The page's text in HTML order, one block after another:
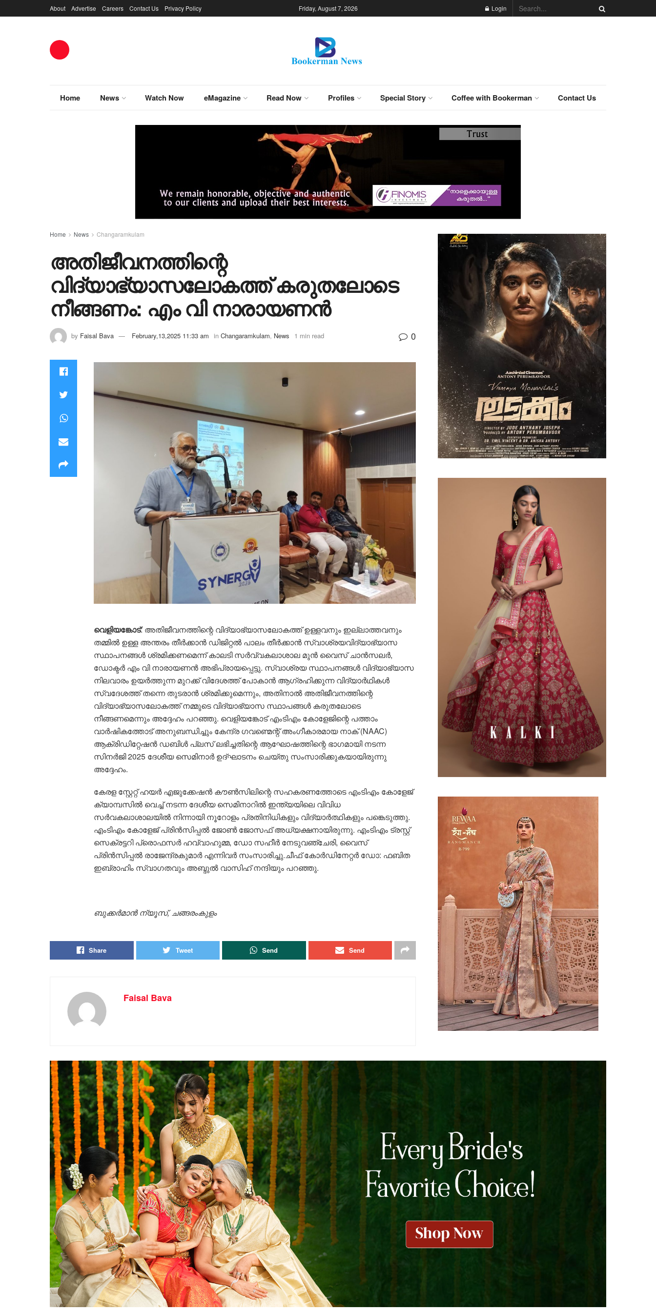
About Advertise Careers Contact Us Privacy Policy Friday, August 7, 2026 Login
Home News Watch Now eMagazine Read Now Profiles Special Story Coffee with Bookerman Contact Us
Home News Changaramkulam
അതിജീവനത്തിന്റെ
വിദ്യാഭ്യാസലോകത്ത് കരുതലോടെ
നീങ്ങണം: എം വി നാരായണൻ
by Faisal Bava February,13,2025 11:33 am in Changaramkulam, News 1 min read 0
വെളിയങ്കോട്: അതിജീവനത്തിന്റെ വിദ്യാഭ്യാസലോകത്ത് ഉള്ളവനും ഇല്ലാത്തവനും
തമ്മില്‍ ഉള്ള അന്തരം തീർക്കാൻ ഡിജിറ്റല്‍ പാലം തീർക്കാൻ സ്വാശ്രയവിദ്യാഭ്യാസ
സ്ഥാപനങ്ങള്‍ ശ്രമിക്കണമെന്ന് കാലടി സര്‍വ്വകലാശാല മുന്‍ വൈസ് ചാന്‍സലര്‍,
ഡോക്ടർ എം വി നാരായണൻ അഭിപ്രായപ്പെട്ടു. സ്വാശ്രയ സ്ഥാപനങ്ങള്‍ വിദ്യാഭ്യാസ
നിലവാരം ഉയർത്തുന്ന മുറക്ക് വിദേശത്ത് പോകാന്‍ ആഗ്രഹിക്കുന്ന വിദ്യാര്‍ഥികള്‍
സ്വദേശത്ത് തന്നെ തുടരാൻ ശ്രമിക്കുമെന്നും, അതിനാൽ അതിജീവനത്തിന്റെ
വിദ്യാഭ്യാസലോകത്ത് നമ്മുടെ വിദ്യാഭ്യാസ സ്ഥാപങ്ങൾ കരുതലോടെ
നീങ്ങണമെന്നും അദ്ദേഹം പറഞ്ഞു. വെളിയങ്കോട് എംടിഎം കോളേജിന്റെ പത്താം
വാർഷികത്തോട് അനുബന്ധിച്ചും കേന്ദ്ര ഗവണ്മെന്റ് അംഗീകാരമായ നാക് (NAAC)
ആക്രിഡിറ്റേഷൻ ഡബിൾ പ്ലസ് ലഭിച്ചതിന്റെ ആഘോഷത്തിന്റെ ഭാഗമായി നടന്ന
സിനർജി 2025 ദേശീയ സെമിനാർ ഉദ്ഘാടനം ചെയ്തു സംസാരിക്കുകയായിരുന്നു
അദ്ദേഹം.
കേരള സ്റ്റേറ്റ് ഹയർ എജുക്കേഷൻ കൗൺസിലിന്റെ സഹകരണത്തോടെ എംടിഎം കോളേജ്
ക്യാമ്പസിൽ വെച്ച് നടന്ന ദേശീയ സെമിനാറിൽ ഇന്ത്യയിലെ വിവിധ
സർവകലാശാലയിൽ നിന്നായി നൂറോളം പ്രതിനിധികളും വിദ്യാർത്ഥികളും പങ്കെടുത്തു.
എംടിഎം കോളേജ് പ്രിൻസിപ്പൽ ജോൺ ജോസഫ് അധ്യക്ഷനായിരുന്നു. എംടിഎം ട്രസ്റ്റ്
സെക്രട്ടറി പ്രൊഫസർ ഹവ്വാഹുമ്മ, ഡോ സഹീർ നേടുവഞ്ചേരി, വൈസ്
പ്രിൻസിപ്പൽ രാജേന്ദ്രകുമാർ എന്നിവർ സംസാരിച്ചു.ചീഫ് കോർഡിനേറ്റർ ഡോ: ഫബിത
ഇബ്രാഹിം സ്വാഗതവും അബ്ദുൽ വാസിഹ് നന്ദിയും പറഞ്ഞു.
ബുക്കർമാൻ ന്യൂസ്, ചങ്ങരംകുളം
Share Tweet Send Send
Faisal Bava